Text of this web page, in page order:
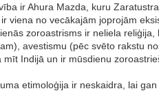
ir Ahura Mazda, kuru
no vecākajām joprojām
zoroastrisms ir neliela reliģija,
avestismu (pēc svēto rakstu
Indijā un ir mūsdienu
etimoloģija ir neskaidra, lai